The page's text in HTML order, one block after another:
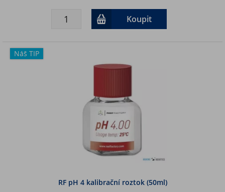
Koupit
Náš TIP
RF pH 4 kalibrační roztok (50ml)